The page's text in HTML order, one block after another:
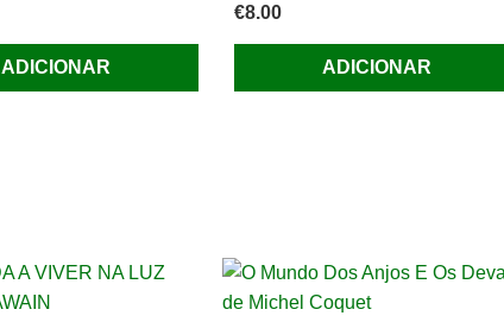
ADICIONAR
€8.00
ADICIONAR